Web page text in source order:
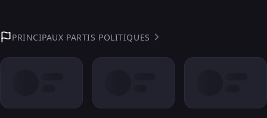
PRINCIPAUX PARTIS POLITIQUES